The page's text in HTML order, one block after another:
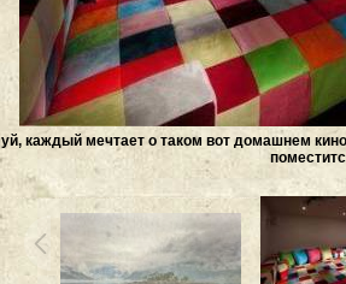
каждый мечтает о таком вот домашнем